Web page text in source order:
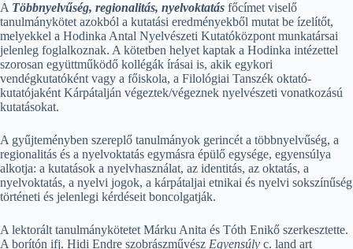
A Többnyelvűség, regionalitás, nyelvoktatás főcímet viselő
tanulmánykötet azokból a kutatási eredményekből mutat be ízelítőt,
melyekkel a Hodinka Antal Nyelvészeti Kutatóközpont munkatársai
jelenleg foglalkoznak. A kötetben helyet kaptak a Hodinka intézettel
szorosan együttműködő kollégák írásai is, akik egykori
vendégkutatóként vagy a főiskola, a Filológiai Tanszék oktató-
kutatójaként Kárpátalján végeztek/végeznek nyelvészeti vonatkozású
kutatásokat.
A gyűjteményben szereplő tanulmányok gerincét a többnyelvűség, a
regionalitás és a nyelvoktatás egymásra épülő egysége, egyensúlya
alkotja: a kutatások a nyelvhasználat, az identitás, az oktatás, a
nyelvoktatás, a nyelvi jogok, a kárpátaljai etnikai és nyelvi sokszínűség
történeti és jelenlegi kérdéseit boncolgatják.
A lektorált tanulmánykötetet Márku Anita és Tóth Enikő szerkesztette.
A borítón ifj. Hidi Endre szobrászművész Egyensúly c. land art